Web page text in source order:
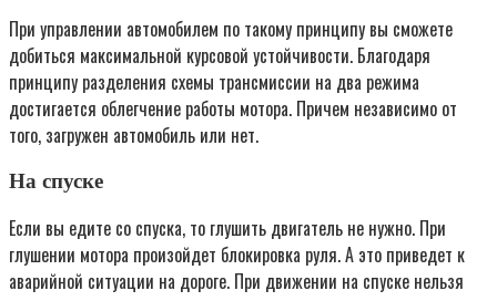
При управлении автомобилем по такому принципу вы сможете
добиться максимальной курсовой устойчивости. Благодаря
принципу разделения схемы трансмиссии на два режима
достигается облегчение работы мотора. Причем независимо от
того, загружен автомобиль или нет.
На спуске
Если вы едите со спуска, то глушить двигатель не нужно. При
глушении мотора произойдет блокировка руля. А это приведет к
аварийной ситуации на дороге. При движении на спуске нельзя